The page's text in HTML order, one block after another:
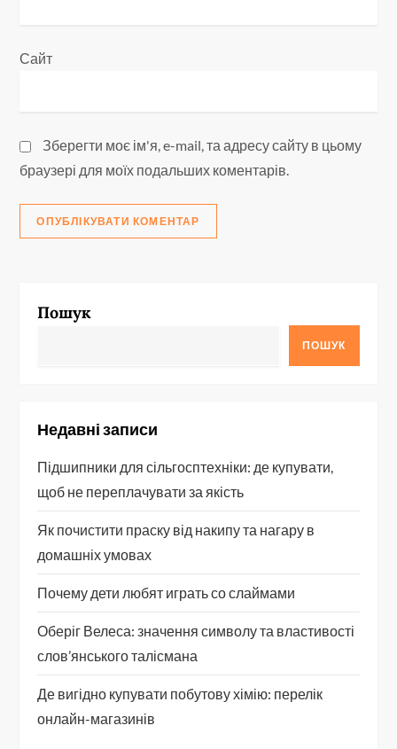
Сайт
Зберегти моє ім'я, e-mail, та адресу сайту в цьому
браузері для моїх подальших коментарів.
Пошук
ПОШУК
Недавні записи
Підшипники для сільгосптехніки: де купувати,
щоб не переплачувати за якість
Як почистити праску від накипу та нагару в
домашніх умовах
Почему дети любят играть со слаймами
Оберіг Велеса: значення символу та властивості
слов’янського талісмана
Де вигідно купувати побутову хімію: перелік
онлайн-магазинів